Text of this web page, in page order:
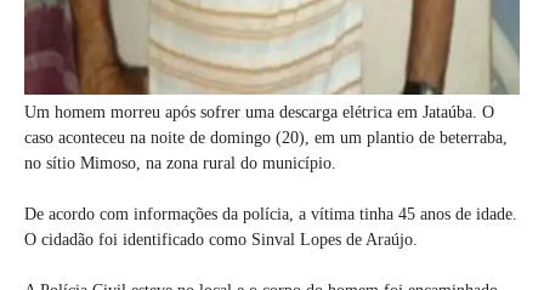
Um homem morreu após sofrer uma descarga elétrica em Jataúba. O
caso aconteceu na noite de domingo (20), em um plantio de beterraba,
no sítio Mimoso, na zona rural do município.
De acordo com informações da polícia, a vítima tinha 45 anos de idade.
O cidadão foi identificado como Sinval Lopes de Araújo.